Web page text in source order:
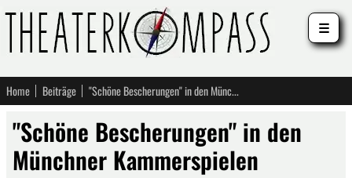
Home Beiträge "Schöne Bescherungen" in den Münchner Kammerspielen
"Schöne Bescherungen" in den
Münchner Kammerspielen
☰